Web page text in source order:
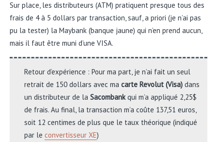
Sur place, les distributeurs (ATM) pratiquent presque tous des
frais de 4 à 5 dollars par transaction, sauf, a priori (je n’ai pas
pu la tester) la Maybank (banque jaune) qui n’en prend aucun,
mais il faut être muni d’une VISA.
Retour d’expérience : Pour ma part, je n’ai fait un seul
retrait de 150 dollars avec ma carte Revolut (Visa) dans
un distributeur de la Sacombankqui m’a appliqué 2,25$
de frais. Au final, la transaction m’a coûte 137,51 euros,
soit 12 centimes de plus que le taux théorique (indiqué
par le convertisseur XE)